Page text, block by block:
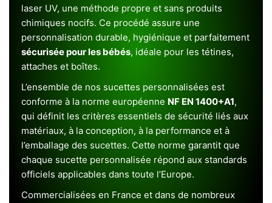
laser UV, une méthode propre et sans produits
chimiques nocifs. Ce procédé assure une
personnalisation durable, hygiénique et parfaitement
sécurisée pour les bébés, idéale pour les tétines,
attaches et boîtes.
L’ensemble de nos sucettes personnalisées est
conforme à la norme européenne NF EN 1400+A1,
qui définit les critères essentiels de sécurité liés aux
matériaux, à la conception, à la performance et à
l’emballage des sucettes. Cette norme garantit que
chaque sucette personnalisée répond aux standards
officiels applicables dans toute l’Europe.
Commercialisées en France et dans de nombreux